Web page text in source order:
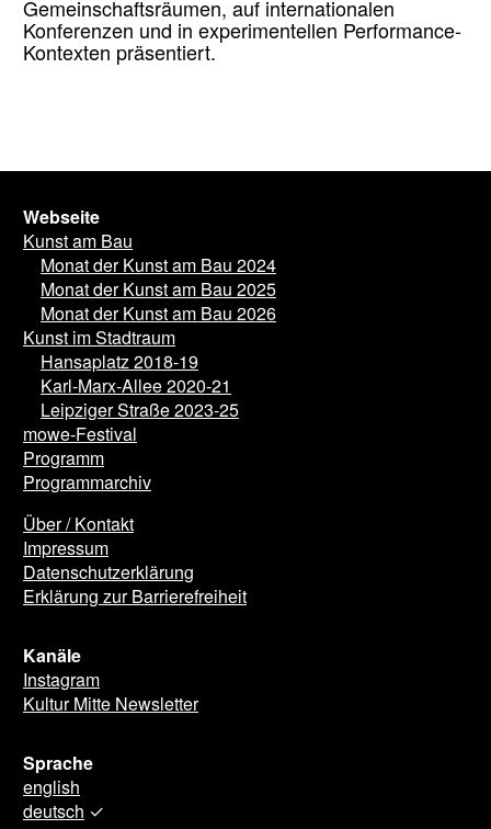
Gemeinschaftsräumen, auf internationalen
Konferenzen und in experimentellen Performance-
Kontexten präsentiert.
Webseite
Kunst am Bau
Monat der Kunst am Bau 2024
Monat der Kunst am Bau 2025
Monat der Kunst am Bau 2026
Kunst im Stadtraum
Hansaplatz 2018-19
Karl-Marx-Allee 2020-21
Leipziger Straße 2023-25
mowe-Festival
Programm
Programmarchiv
Über / Kontakt
Impressum
Datenschutzerklärung
Erklärung zur Barrierefreiheit
Kanäle
Instagram
Kultur Mitte Newsletter
Sprache
english
deutsch ✓